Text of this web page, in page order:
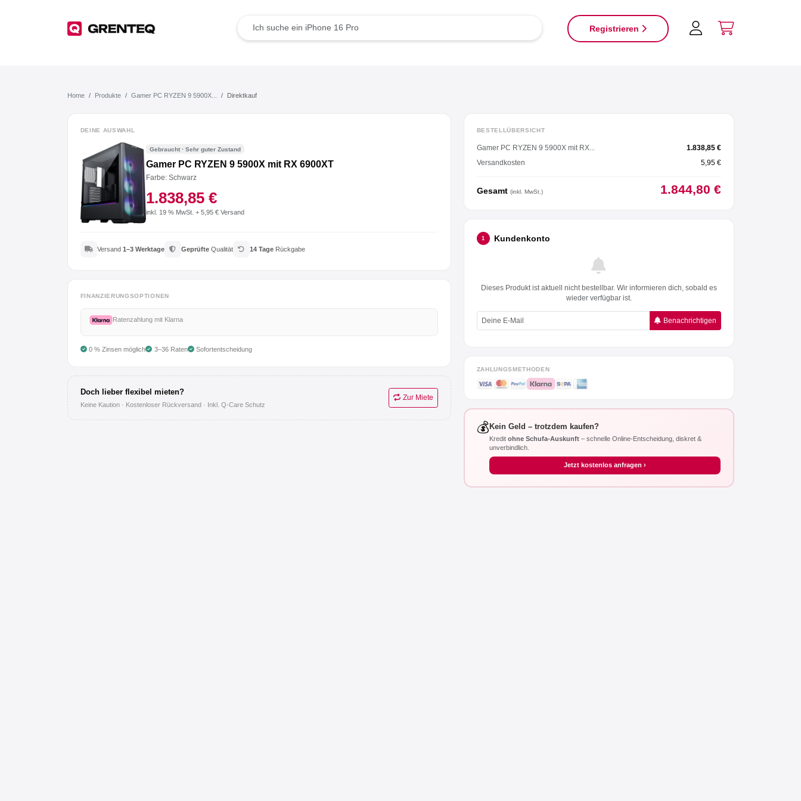
Wie funktioniert das?
Rücksendung
Der Umwelt zuliebe
Für dein Business
Datenschutz
Registrieren
Home Produkte Gamer PC RYZEN 9 5900X... Direktkauf
DEINE AUSWAHL
Gebraucht · Sehr guter Zustand
Gamer PC RYZEN 9 5900X mit RX 6900XT
Farbe: Schwarz
1.838,85 €
inkl. 19 % MwSt. + 5,95 € Versand
Versand 1–3 Werktage GeprüfteQualität 14 TageRückgabe
FINANZIERUNGSOPTIONEN
Ratenzahlung mit Klarna
0 % Zinsen möglich 3–36 Raten Sofortentscheidung
Doch lieber flexibel mieten?
Keine Kaution · Kostenloser Rückversand · Inkl. Q-Care Schutz
Zur Miete
BESTELLÜBERSICHT
Gamer PC RYZEN 9 5900X mit RX...
1.838,85 €
Versandkosten
5,95 €
Gesamt (inkl. MwSt.) 1.844,80 €
1 Kundenkonto
Dieses Produkt ist aktuell nicht bestellbar. Wir informieren dich, sobald es
wieder verfügbar ist.
Benachrichtigen
ZAHLUNGSMETHODEN
💰 Kein Geld – trotzdem kaufen?
Kredit ohne Schufa-Auskunft – schnelle Online-Entscheidung, diskret &
unverbindlich.
Jetzt kostenlos anfragen ›